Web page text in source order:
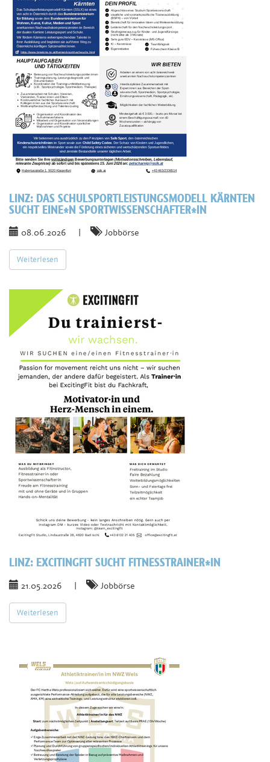
LINZ: DAS SCHULSPORTLEISTUNGSMODELL KÄRNTEN
SUCHT EINE*N SPORTWISSENSCHAFTER*IN
08.06.2026 | Jobbörse
Weiterlesen
LINZ: EXCITINGFIT SUCHT FITNESSTRAINER*IN
21.05.2026 | Jobbörse
Weiterlesen